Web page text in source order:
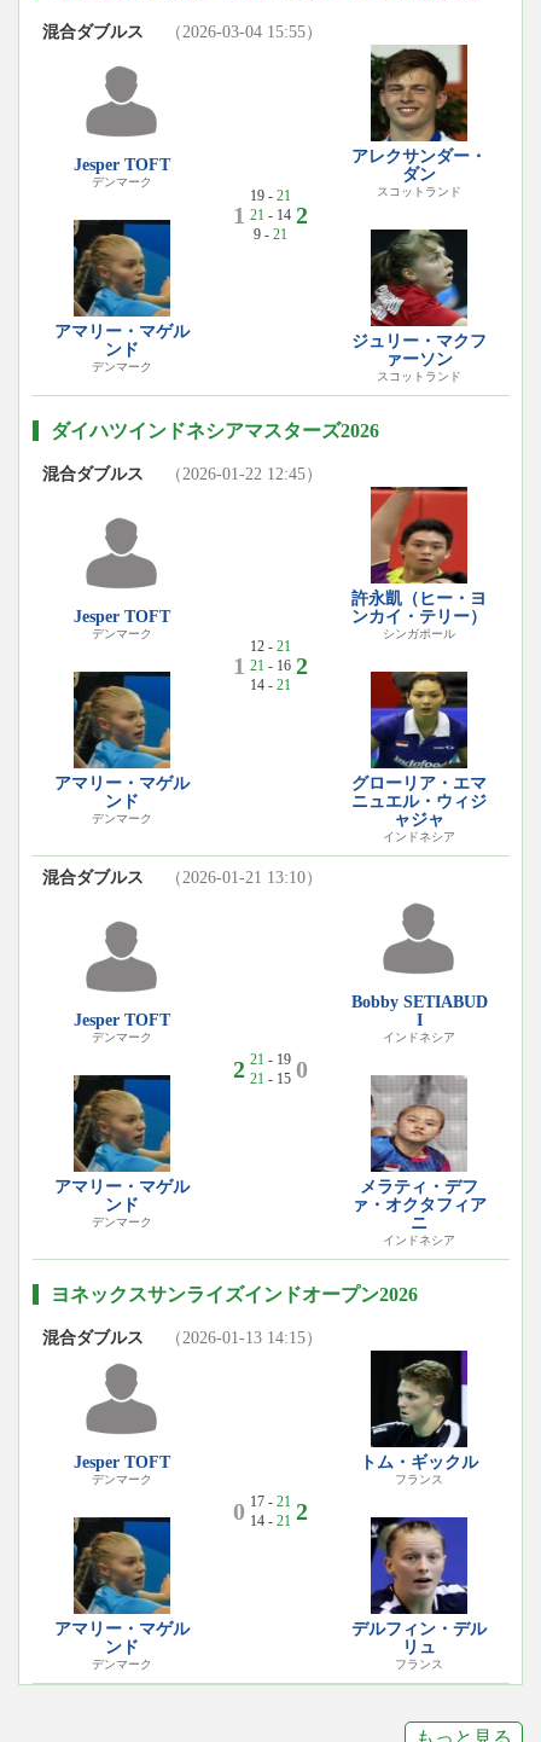
混合ダブルス （2026-03-04 15:55）
Jesper TOFT
デンマーク
アマリー・マゲル
ンド
デンマーク
1
19 - 21
21 - 14
9 - 21
2
アレクサンダー・
ダン
スコットランド
ジュリー・マクフ
ァーソン
スコットランド
ダイハツインドネシアマスターズ2026
混合ダブルス （2026-01-22 12:45）
Jesper TOFT
デンマーク
アマリー・マゲル
ンド
デンマーク
1
12 - 21
21 - 16
14 - 21
2
許永凱（ヒー・ヨ
ンカイ・テリー）
シンガポール
グローリア・エマ
ニュエル・ウィジ
ャジャ
インドネシア
混合ダブルス （2026-01-21 13:10）
Jesper TOFT
デンマーク
アマリー・マゲル
ンド
デンマーク
2 21 - 19
21 - 15 0
Bobby SETIABUD
I
インドネシア
メラティ・デフ
ァ・オクタフィア
ニ
インドネシア
ヨネックスサンライズインドオープン2026
混合ダブルス （2026-01-13 14:15）
Jesper TOFT
デンマーク
アマリー・マゲル
ンド
デンマーク
0 17 - 21
14 - 21 2
トム・ギックル
フランス
デルフィン・デル
リュ
フランス
もっと見る